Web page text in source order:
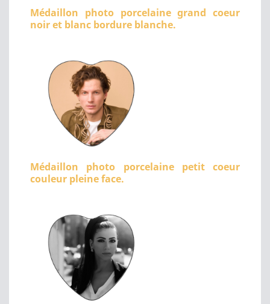
Médaillon photo porcelaine grand coeur
noir et blanc bordure blanche.
Médaillon photo porcelaine petit coeur
couleur pleine face.